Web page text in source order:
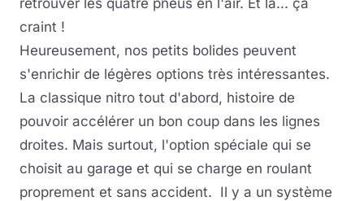
retrouver les quatre pneus en l'air. Et là... ça
craint !
Heureusement, nos petits bolides peuvent
s'enrichir de légères options très intéressantes.
La classique nitro tout d'abord, histoire de
pouvoir accélérer un bon coup dans les lignes
droites. Mais surtout, l'option spéciale qui se
choisit au garage et qui se charge en roulant
proprement et sans accident. Il y a un système